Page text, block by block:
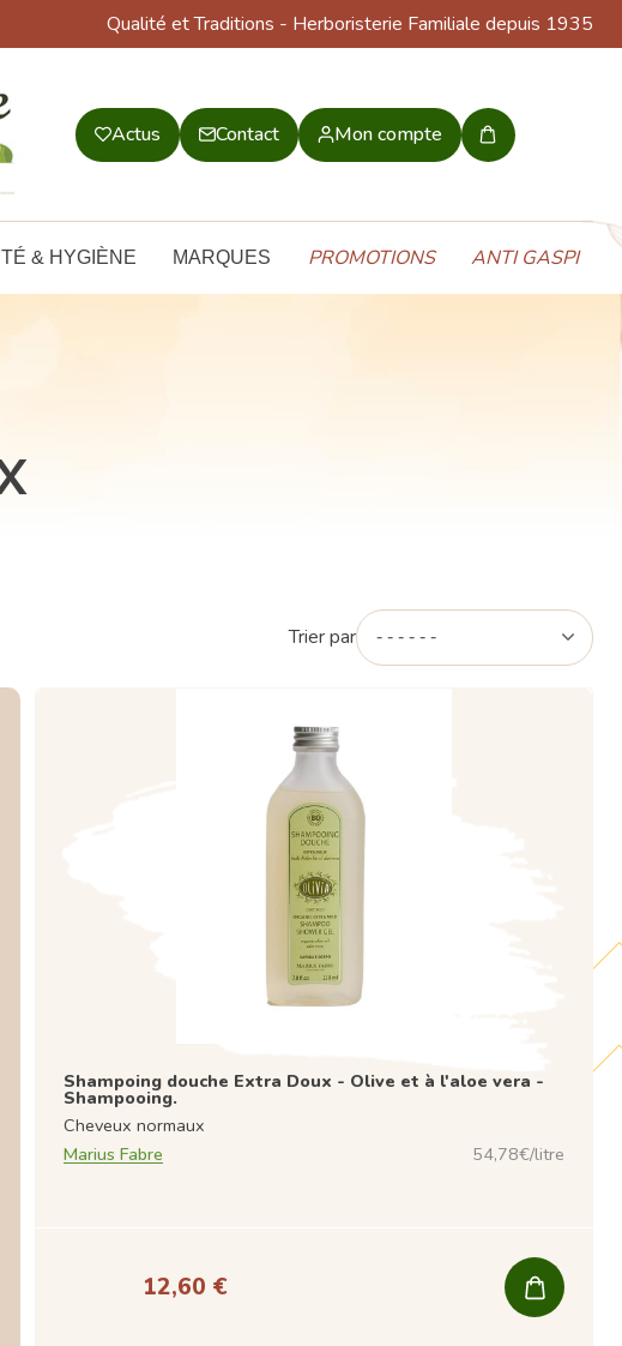
Qualité et Traditions - Herboristerie Familiale depuis 1935
Actus Contact Mon compte
Mon
& HYGIÈNE MARQUES PROMOTIONS ANTI GASPI
Trier par
Shampoing douche Extra Doux - Olive et à l'aloe vera -
Shampooing.
Cheveux normaux
Marius Fabre
54,78€/litre
12,60 €